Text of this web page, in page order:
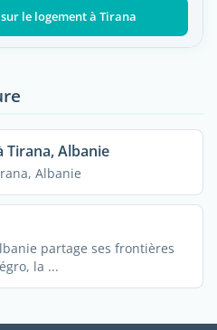
le logement à Tirana
Tirana, Albanie
Albanie
partage ses frontières
la ...